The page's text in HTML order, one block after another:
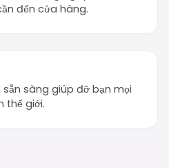
đến cửa hàng.
sàng giúp đỡ bạn mọi
thế giới.